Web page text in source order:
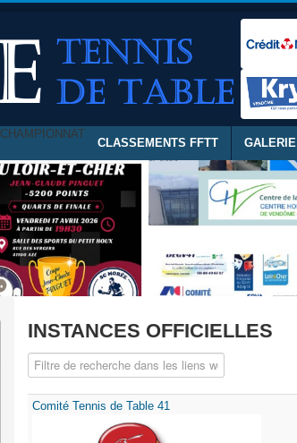
CHAMPIONNAT
CLASSEMENTS FFTT GALERIE
INSTANCES OFFICIELLES
Champ de filtre
Comité Tennis de Table 41